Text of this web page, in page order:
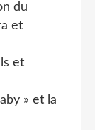
du
et
et
» et la